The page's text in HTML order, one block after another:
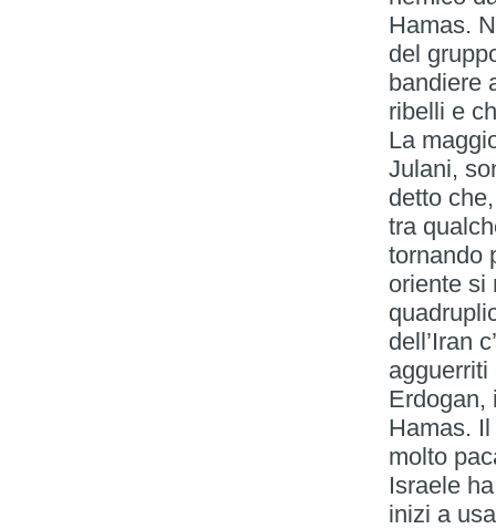
Hamas.
del
bandiere
ribelli e
La
Julani,
detto
tra
tornando
oriente si
dell’Iran
agguerriti
Erdogan,
Hamas.
molto
Israele
inizi a